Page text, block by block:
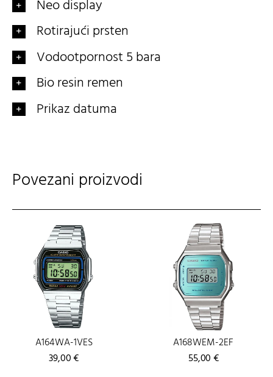
Neo display
Rotirajući prsten
Vodootpornost 5 bara
Bio resin remen
Prikaz datuma
Povezani proizvodi
A164WA-1VES
39,00€
A168WEM-2EF
55,00€